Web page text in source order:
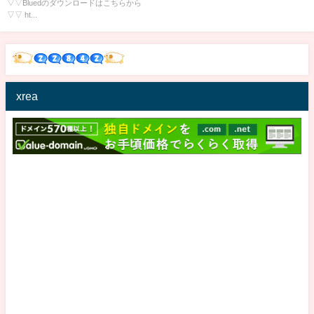
▽▽Bluedのダウンロードはこちらから
▽▽ ht...
xrea